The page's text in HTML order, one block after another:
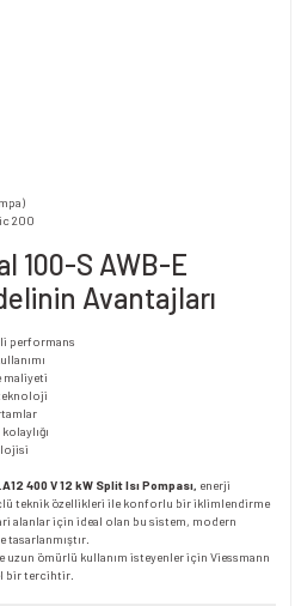
200
100-S AWB-E
Avantajları
performans
maliyeti
400 V 12 kW Split Isı Pompası, enerji
teknik özellikleri ile konforlu bir iklimlendirme
alanlar için ideal olan bu sistem, modern
tasarlanmıştır.
uzun ömürlü kullanım isteyenler için Viessmann
bir tercihtir.